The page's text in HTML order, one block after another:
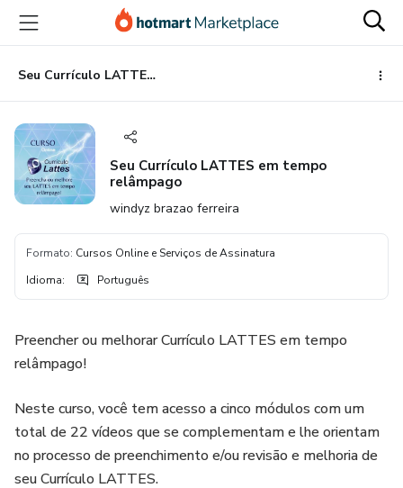
para
conteúdo
principal
para
pagamento
para
rodapé
Seu Currículo LATTES em tempo relâmpago
Seu Currículo LATTES em tempo
relâmpago
windyz brazao ferreira
Formato: Cursos Online e Serviços de Assinatura
Idioma: Português
Preencher ou melhorar Currículo LATTES em tempo
relâmpago!
Neste curso, você tem acesso a cinco módulos com um
total de 22 vídeos que se complementam e lhe orientam
no processo de preenchimento e/ou revisão e melhoria de
seu Currículo LATTES.